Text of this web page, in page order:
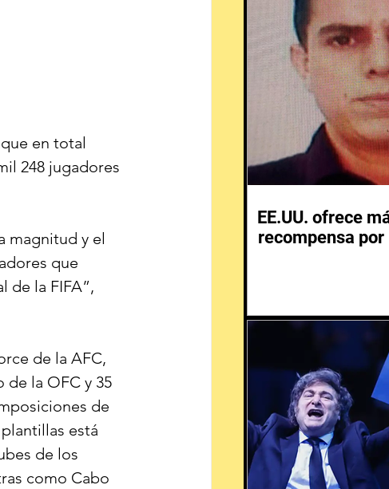
en total
248 jugadores
magnitud y el
que
de la FIFA”,
de la AFC,
de la OFC y 35
de
está
de los
como Cabo
EE.UU. ofrece
recompensa